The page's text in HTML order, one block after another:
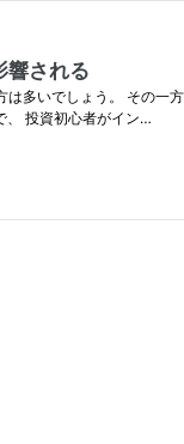
される
多いでしょう。 その
、 投資初心者がイン…